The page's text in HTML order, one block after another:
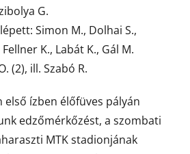
G.
Simon M., Dolhai S.,
K., Labát K., Gál M.
(2), ill. Szabó R.
első ízben élőfüves pályán
edzőmérkőzést, a szombati
MTK stadionjának